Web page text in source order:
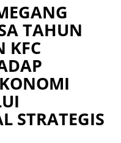
TAHUN
KFC
STRATEGIS